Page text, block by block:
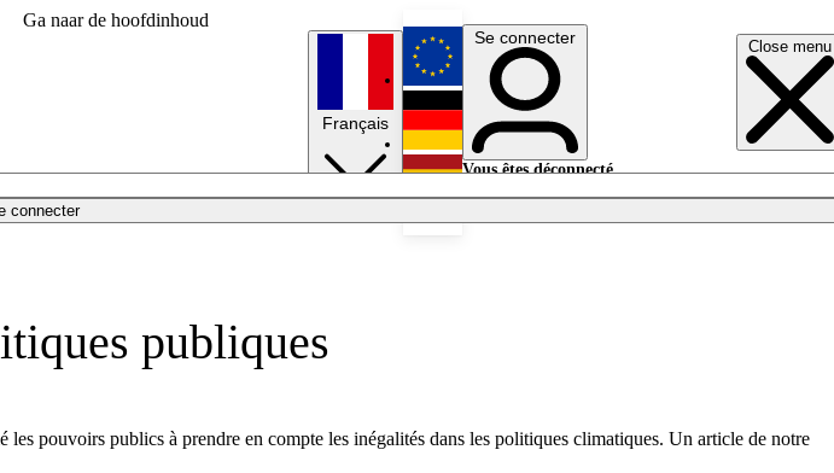
Ga naar de hoofdinhoud
Close menu
connecter
Français
English
Deutsch
Se connecter
Vous êtes déconnecté.
publiques
pouvoirs publics à prendre en compte les inégalités dans les politiques climatiques. Un article de notre